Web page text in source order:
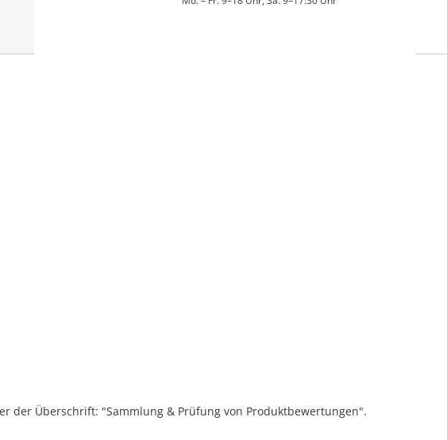
der Überschrift: "Sammlung & Prüfung von Produktbewertungen".